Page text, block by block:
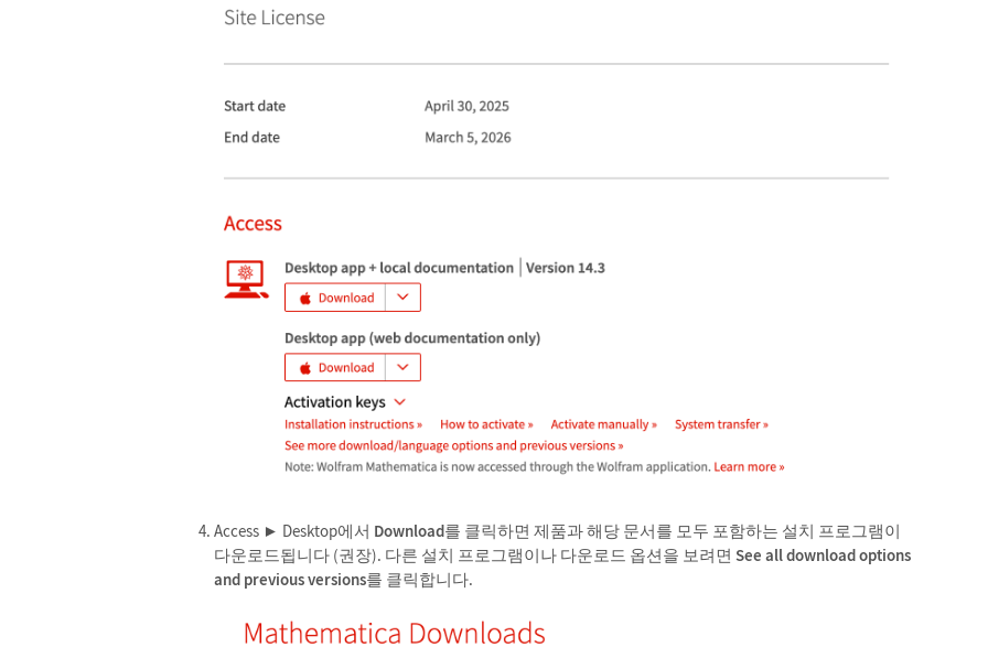
Access ► Desktop에서 Download를 클릭하면 제품과 해당 문서를 모두 포함하는 설치 프로그램이
다운로드됩니다 (권장). 다른 설치 프로그램이나 다운로드 옵션을 보려면 See all download options
and previous versions를 클릭합니다.